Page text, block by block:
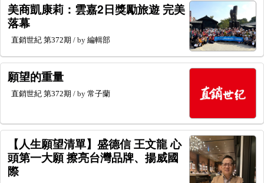
美商凱康莉：雲嘉2日獎勵旅遊 完美
落幕
直銷世紀 第372期 / by 編輯部
願望的重量
直銷世紀 第372期 / by 常子蘭
【人生願望清單】盛德信 王文龍 心
頭第一大願 擦亮台灣品牌、揚威國
際